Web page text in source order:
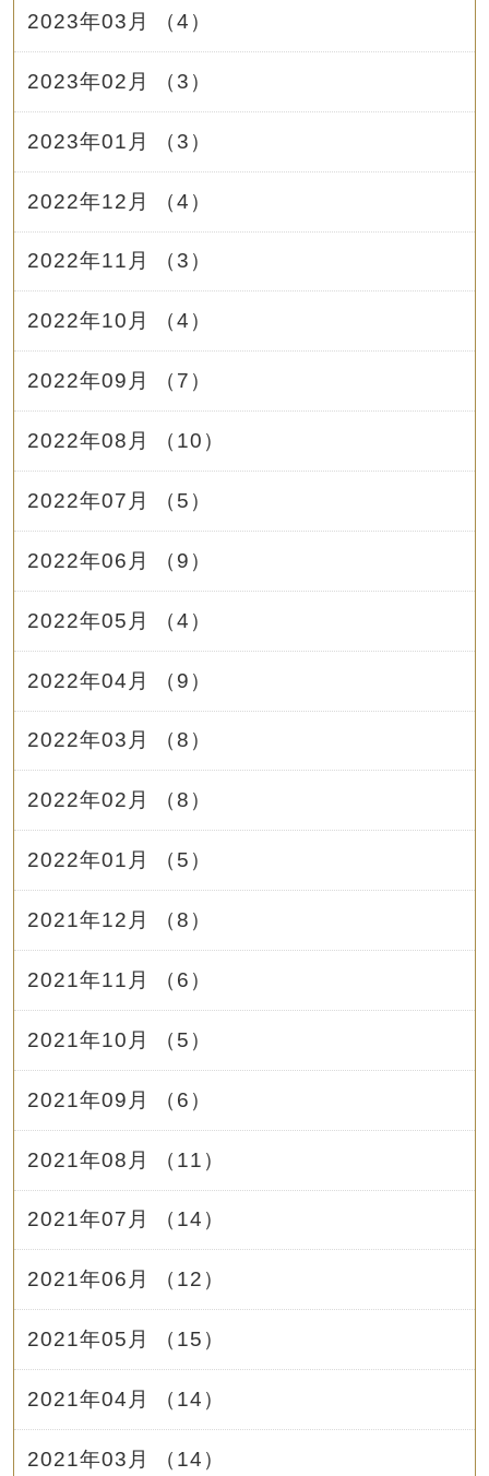
2023年03月 （4）
2023年02月 （3）
2023年01月 （3）
2022年12月 （4）
2022年11月 （3）
2022年10月 （4）
2022年09月 （7）
2022年08月 （10）
2022年07月 （5）
2022年06月 （9）
2022年05月 （4）
2022年04月 （9）
2022年03月 （8）
2022年02月 （8）
2022年01月 （5）
2021年12月 （8）
2021年11月 （6）
2021年10月 （5）
2021年09月 （6）
2021年08月 （11）
2021年07月 （14）
2021年06月 （12）
2021年05月 （15）
2021年04月 （14）
2021年03月 （14）